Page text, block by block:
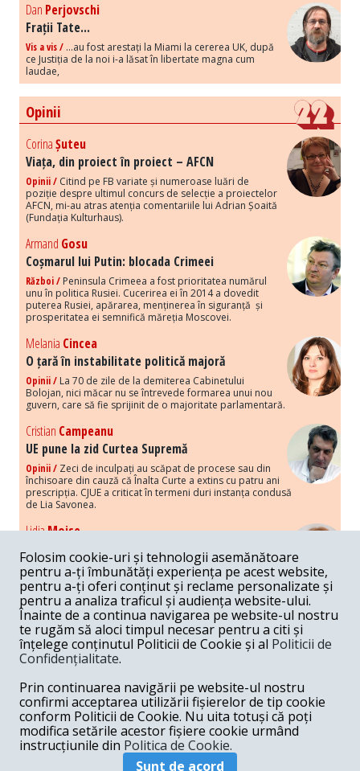
Dan Perjovschi
Frații Tate...
Vis a vis / ...au fost arestați la Miami la cererea UK, după
ce Justiția de la noi i-a lăsat în libertate magna cum
laudae,
Opinii
CorinaȘuteu
Viața, din proiect în proiect – AFCN
Opinii / Citind pe FB variate și numeroase luări de
poziție despre ultimul concurs de selecție a proiectelor
AFCN, mi-au atras atenția comentariile lui Adrian Șoaită
(Fundația Kulturhaus).
Armand Gosu
Coșmarul lui Putin: blocada Crimeei
Război / Peninsula Crimeea a fost prioritatea numărul
unu în politica Rusiei. Cucerirea ei în 2014 a dovedit
puterea Rusiei, apărarea, menținerea în siguranță și
prosperitatea ei semnifică măreția Moscovei.
Melania Cincea
O țară în instabilitate politică majoră
Opinii / La 70 de zile de la demiterea Cabinetului
Bolojan, nici măcar nu se întrevede formarea unui nou
guvern, care să fie sprijinit de o majoritate parlamentară.
Cristian Campeanu
UE pune la zid Curtea Supremă
Opinii / Zeci de inculpați au scăpat de procese sau din
închisoare din cauză că Înalta Curte a extins cu patru ani
prescripția. CJUE a criticat în termeni duri instanța condusă
de Lia Savonea.
LidiaMoise
Costurile economice ale haosului politic
Opinii / Economia nu poate rezista cu retorica falsă a
susținerii intereselor poporului, care, de fapt, ascunde
obsesia menținerii privilegiilor și a averilor unor caste.
Melania Cincea
Noi puseuri de xenofobie din partea românilor
„neaoși”
Periodic, în spațiul public sunt voci care lansează
mesaje xenofobe la adresa câte unui politician care deranjează un
anumit grup politico-mediatic, într-un anumit moment.
ArmandGosu
Unirea cu Moldova: modele istorice
Unirea cu Moldova depinde de intensitatea
Folosim cookie-uri și tehnologii asemănătoare
pentru a-ți îmbunătăți experiența pe acest website,
pentru a-ți oferi conținut și reclame personalizate și
pentru a analiza traficul și audiența website-ului.
Înainte de a continua navigarea pe website-ul nostru
te rugăm să aloci timpul necesar pentru a citi și
înțelege conținutul Politicii de Cookie și al Politicii de
Confidențialitate.
Prin continuarea navigării pe website-ul nostru
confirmi acceptarea utilizării fișierelor de tip cookie
conform Politicii de Cookie. Nu uita totuși că poți
modifica setările acestor fișiere cookie urmând
instrucțiunile din Politica de Cookie.
Sunt de acord